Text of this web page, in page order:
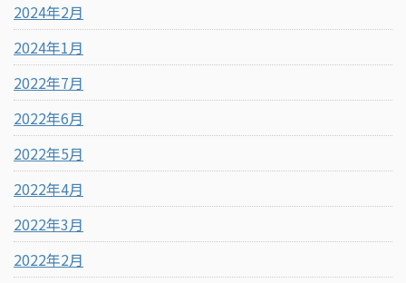
2024年2月
2024年1月
2022年7月
2022年6月
2022年5月
2022年4月
2022年3月
2022年2月